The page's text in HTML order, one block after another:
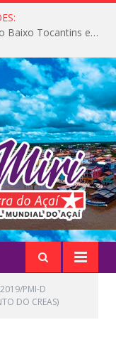
Igarapé-Miri conquista o melhor IDEB do Baixo Tocantins e avança na qualidade da educação pública
PMI-D
DO CREAS)